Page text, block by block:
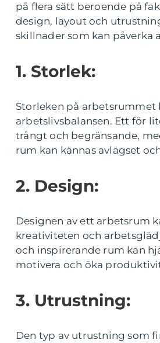
på flera sätt beroende på
design, layout och
skillnader som kan påverka
1. Storlek:
Storleken på arbetsrummet
arbetslivsbalansen. Ett för
trångt och begränsande,
rum kan kännas avlägset
2. Design:
Designen av ett arbetsrum
kreativiteten och
och inspirerande rum kan
motivera och öka
3. Utrustning:
Den typ av utrustning som